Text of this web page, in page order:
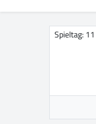
Spieltag: 11